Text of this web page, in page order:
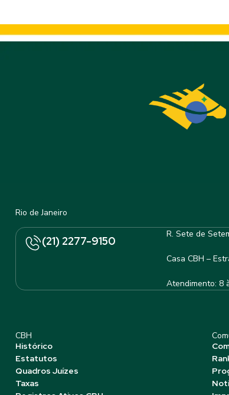
Rio de Janeiro
(21) 2277-9150
R. Sete de
Casa CBH –
Atendimento: 8
CBH
Histórico
Estatutos
Quadros Juízes
Taxas